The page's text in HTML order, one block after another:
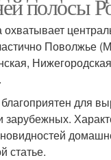
полосы
Поволжье
для
зарубежных.
статье.